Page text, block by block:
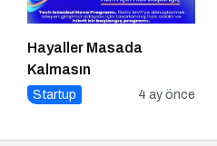
Hayaller Masada
Kalmasın
Startup 4 ay önce